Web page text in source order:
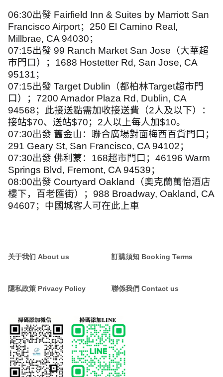
06:30出發 Fairfield Inn & Suites by Marriott San
Francisco Airport； 250 El Camino Real,
Millbrae, CA 94030；
07:15出發 99 Ranch Market San Jose （大華超
市門口）； 1688 Hostetter Rd, San Jose, CA
95131；
07:15出發 Target Dublin （都柏林Target超市門
口）； 7200 Amador Plaza Rd, Dublin, CA
94568；此接送點需加收接送費（2人及以下）：
接站$70、送站$70； 2人以上每人加$10。
07:30出發 舊金山：聯合廣場對面梅西百貨門口；
291 Geary St, San Francisco, CA 94102；
07:30出發 佛利蒙： 168超市門口； 46196 Warm
Springs Blvd, Fremont, CA 94539；
08:00出發 Courtyard Oakland
（奧克蘭萬怡酒店
樓下，百老匯街）； 988 Broadway, Oakland, CA
94607；中國城客人可在此上車
关于我们 About us 訂購須知 Booking Terms
隱私政策 Privacy Policy 聯係我們 Contact us